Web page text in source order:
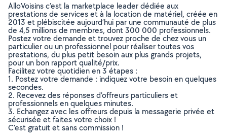
AlloVoisins c’est la marketplace leader dédiée aux
prestations de services et à la location de matériel, créée en
2013 et plébiscitée aujourd’hui par une communauté de plus
de 4,5 millions de membres, dont 300 000 professionnels.
Postez votre demande et trouvez proche de chez vous un
particulier ou un professionnel pour réaliser toutes vos
prestations, du plus petit besoin aux plus grands projets,
pour un bon rapport qualité/prix.
Facilitez votre quotidien en 3 étapes :
1. Postez votre demande : indiquez votre besoin en quelques
secondes.
2. Recevez des réponses d’offreurs particuliers et
professionnels en quelques minutes.
3. Echangez avec les offreurs depuis la messagerie privée et
sécurisée et faites votre choix !
C’est gratuit et sans commission !